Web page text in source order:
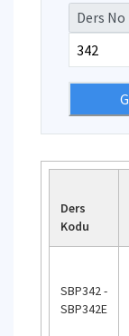
Ders No
Ders
Kodu
SBP342 -
SBP342E